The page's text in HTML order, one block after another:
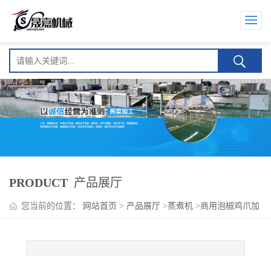
PRODUCT 产品展厅
您当前的位置： 网站首页 > 产品展厅 >蒸煮机 >商用泡椒鸡爪加